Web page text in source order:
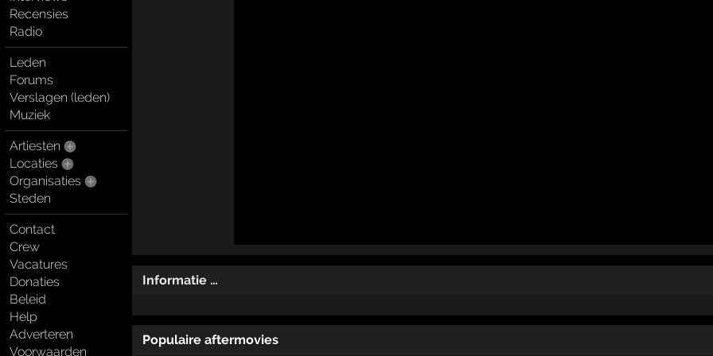
Recensies
Radio
Leden
Forums
Verslagen (leden)
Muziek
Artiesten
Locaties
Organisaties
Steden
Contact
Crew
Vacatures
Donaties
Beleid
Help
Adverteren
Voorwaarden
Informatie …
Populaire aftermovies